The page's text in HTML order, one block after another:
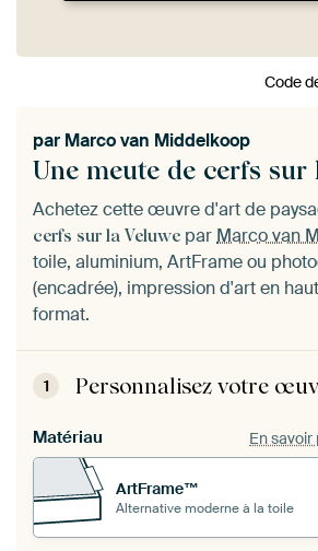
Une meute de cerfs sur
par Marco van Middelkoop
Achetez cette œuvre d'art de
cerfs sur la Veluwe parMarco van
toile, aluminium, ArtFrame ou
(encadrée), impression d'art en
format.
1 Personnalisez votre
Matériau En
ArtFrame™
Alternative moderne à la toile
Code